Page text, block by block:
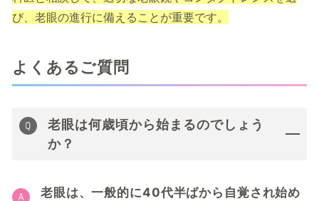
び、老眼の進行に備えることが重要です。
よくあるご質問
老眼は何歳頃から始まるのでしょう
か？
老眼は、一般的に40代半ばから自覚され始め